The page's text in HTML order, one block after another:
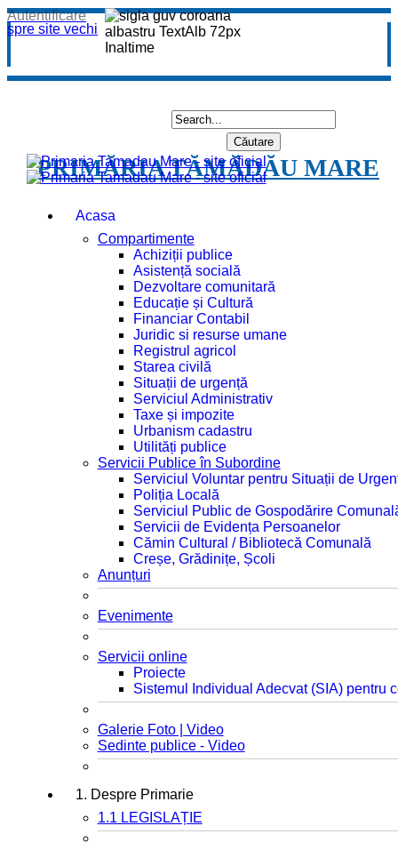
spre site vechi
Autentificare
PRIMĂRIA TĂMĂDĂU MARE
Acasa
Compartimente
Achiziții publice
Asistență socială
Dezvoltare comunitară
Educație și Cultură
Financiar Contabil
Juridic si resurse umane
Registrul agricol
Starea civilă
Situații de urgență
Serviciul Administrativ
Taxe și impozite
Urbanism cadastru
Utilități publice
Servicii Publice în Subordine
Serviciul Voluntar pentru Situații de
Poliția Locală
Serviciul Public de Gospodărire
Servicii de Evidența Persoanelor
Cămin Cultural / Bibliotecă Comunală
Creșe, Grădinițe, Școli
Anunțuri
Evenimente
Servicii online
Proiecte
Sistemul Individual Adecvat (SIA) pentru
Galerie Foto | Video
Sedinte publice - Video
1. Despre Primarie
1.1 LEGISLAȚIE